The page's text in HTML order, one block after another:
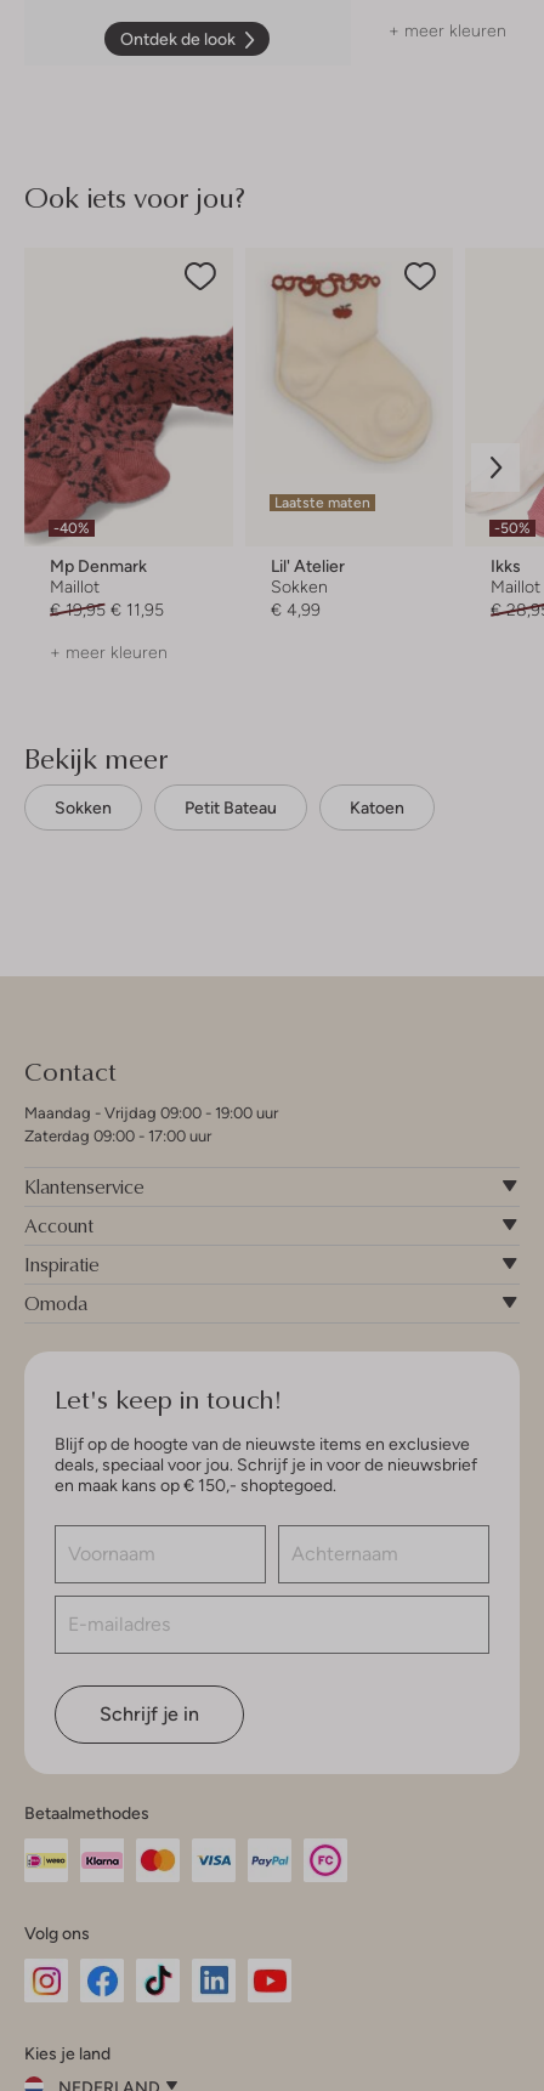
Ontdek de look + meer kleuren
Ook iets voor jou?
-40%
Mp Denmark
Maillot
€ 19,95 € 11,95
+ meer kleuren
Laatste maten
Lil' Atelier
Sokken
€ 4,99
-50%
Ikks
Maillot
€
Bekijk meer
Sokken Petit Bateau Katoen
Contact
Maandag - Vrijdag 09:00 - 19:00 uur
Zaterdag 09:00 - 17:00 uur
Klantenservice
Account
Inspiratie
Omoda
Let's keep in touch!
Blijf op de hoogte van de nieuwste items en exclusieve
deals, speciaal voor jou. Schrijf je in voor de nieuwsbrief
en maak kans op € 150,- shoptegoed.
Schrijf je in
Betaalmethodes
Volg ons
InstagramFacebook
Kies je land
NEDERLAND